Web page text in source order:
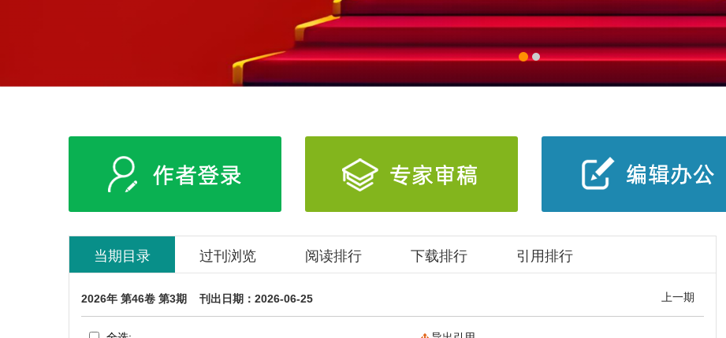
当期目录 过刊浏览 阅读排行 下载排行 引用排行
2026年 第46卷 第3期 刊出日期：2026-06-25 上一期